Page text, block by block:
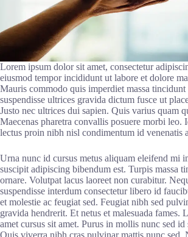
Lorem ipsum dolor sit amet, consectetur
eiusmod tempor incididunt ut labore et dolore
Mauris commodo quis imperdiet massa
suspendisse ultrices gravida dictum fusce ut
Justo nec ultrices dui sapien. Quis varius quam
Maecenas pharetra convallis posuere morbi leo.
lectus proin nibh nisl condimentum id venenatis
Urna nunc id cursus metus aliquam eleifend mi
suscipit adipiscing bibendum est. Turpis massa
ornare. Volutpat lacus laoreet non curabitur.
suspendisse interdum consectetur libero id
et molestie ac feugiat sed. Feugiat nibh sed
gravida hendrerit. Et netus et malesuada fames.
amet cursus sit amet. Purus in mollis nunc sed id